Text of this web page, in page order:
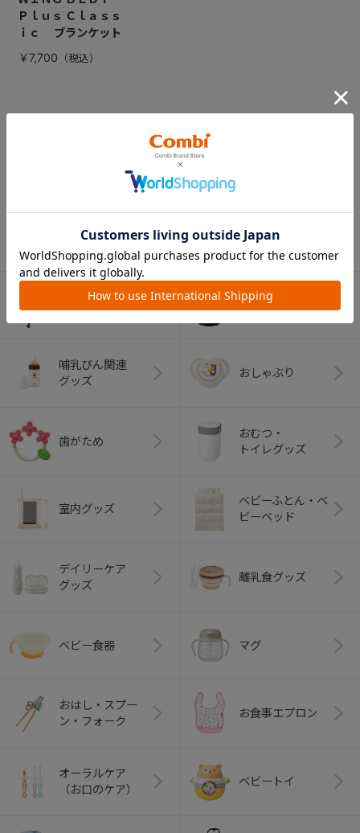
Ｐｌｕｓ Ｃｌａｓｓ
ｉｃ ブランケット
￥7,700
CATEGORY
カテゴリー
（コンビ）
ベビーカー チャイルドシート
ベビーラック＆
ベビーチェア
抱っこひも
（子守帯）
哺乳びん関連
グッズ
おしゃぶり
歯がため
おむつ・
トイレグッズ
室内グッズ
ベビーふとん・ベ
ビーベッド
デイリーケア
グッズ
離乳食グッズ
ベビー食器 マグ
おはし・スプー
ン・フォーク
お食事エプロン
オーラルケア
（お口のケア）
ベビートイ